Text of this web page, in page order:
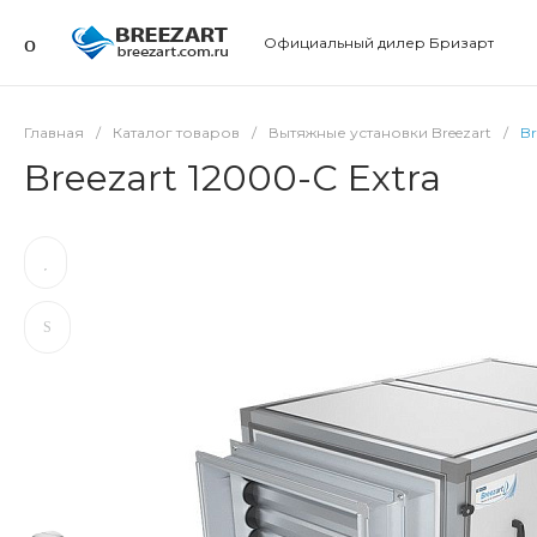
Официальный дилер Бризарт
Главная / Каталог товаров / Вытяжные установки Breezart /
Breezart 12000-C Extra